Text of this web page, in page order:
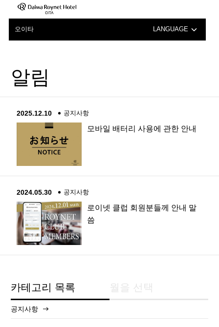
오이타 LANGUAGE
中文（簡体字）
中文（繁体字）
알림
2025.12.10 공지사항
모바일 배터리 사용에 관한 안내
2024.05.30 공지사항
로이넷 클럽 회원분들께 안내 말
씀
카테고리 목록
공지사항
월을 선택